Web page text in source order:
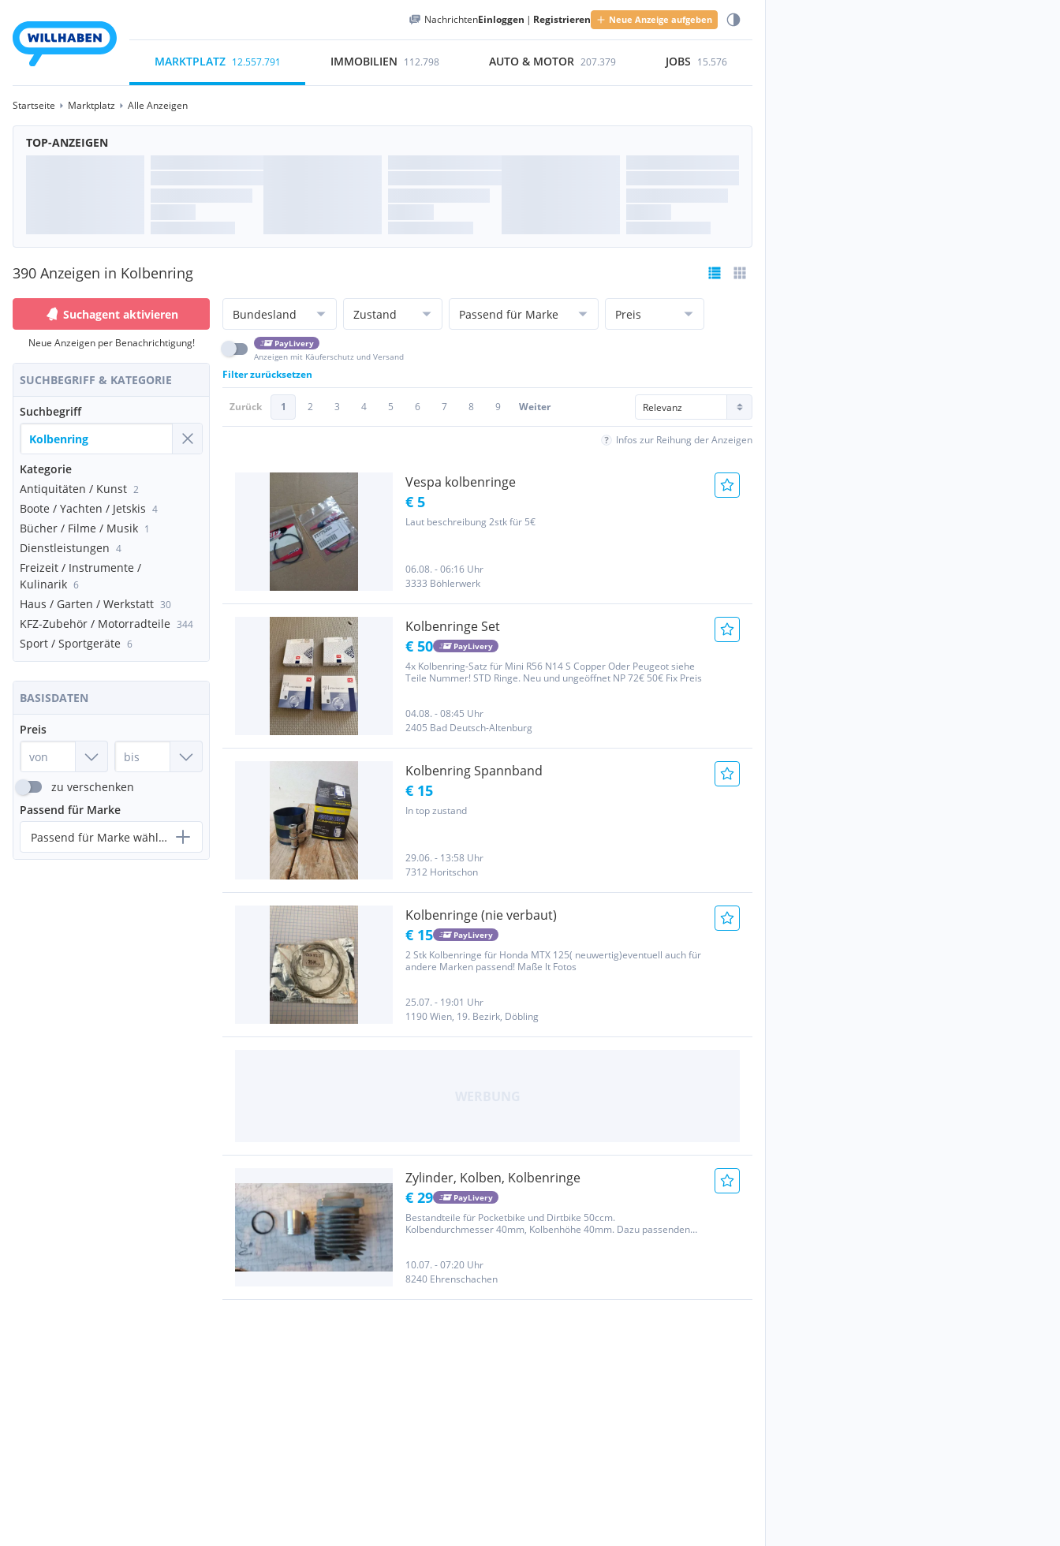
NachrichtenEinloggen | Registrieren Neue Anzeige aufgeben
MARKTPLATZ 12.557.791 IMMOBILIEN 112.798 AUTO & MOTOR 207.379 JOBS 15.576
Startseite Marktplatz Alle Anzeigen
TOP-ANZEIGEN
390 Anzeigen in Kolbenring
Suchagent aktivieren
Neue Anzeigen per Benachrichtigung!
SUCHBEGRIFF & KATEGORIE
Suchbegriff
Kategorie
Antiquitäten / Kunst 2
Boote / Yachten / Jetskis 4
Bücher / Filme / Musik 1
Dienstleistungen 4
Freizeit / Instrumente /
Kulinarik 6
Haus / Garten / Werkstatt 30
KFZ-Zubehör / Motorradteile 344
Sport / Sportgeräte 6
BASISDATEN
Preis
zu verschenken
Passend für Marke
Passend für Marke wählen...
Bundesland Zustand Passend für Marke Preis
PayLivery
Anzeigen mit Käuferschutz und Versand
Filter zurücksetzen
Zurück 1 2 3 4 5 6 7 8 9 Weiter
Infos zur Reihung der Anzeigen
Vespa kolbenringe
€ 5
Laut beschreibung 2stk für 5€
06.08. - 06:16 Uhr
3333 Böhlerwerk
Kolbenringe Set
€ 50 PayLivery
4x Kolbenring-Satz für Mini R56 N14 S Copper Oder Peugeot siehe
Teile Nummer! STD Ringe. Neu und ungeöffnet NP 72€ 50€ Fix Preis
04.08. - 08:45 Uhr
2405 Bad Deutsch-Altenburg
Kolbenring Spannband
€ 15
In top zustand
29.06. - 13:58 Uhr
7312 Horitschon
Kolbenringe (nie verbaut)
€ 15 PayLivery
2 Stk Kolbenringe für Honda MTX 125( neuwertig)eventuell auch für
andere Marken passend! Maße lt Fotos
25.07. - 19:01 Uhr
1190 Wien, 19. Bezirk, Döbling
Zylinder, Kolben, Kolbenringe
€ 29 PayLivery
Bestandteile für Pocketbike und Dirtbike 50ccm.
Kolbendurchmesser 40mm, Kolbenhöhe 40mm. Dazu passenden
10.07. - 07:20 Uhr
8240 Ehrenschachen